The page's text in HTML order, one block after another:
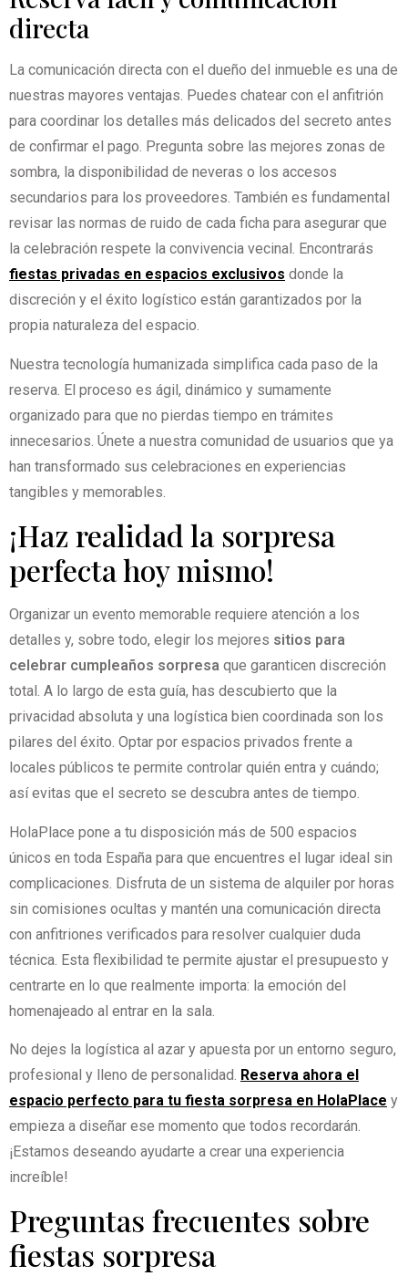
directa
La comunicación directa con el dueño del inmueble es una de
nuestras mayores ventajas. Puedes chatear con el anfitrión
para coordinar los detalles más delicados del secreto antes
de confirmar el pago. Pregunta sobre las mejores zonas de
sombra, la disponibilidad de neveras o los accesos
secundarios para los proveedores. También es fundamental
revisar las normas de ruido de cada ficha para asegurar que
la celebración respete la convivencia vecinal. Encontrarás
fiestas privadas en espacios exclusivos donde la
discreción y el éxito logístico están garantizados por la
propia naturaleza del espacio.
Nuestra tecnología humanizada simplifica cada paso de la
reserva. El proceso es ágil, dinámico y sumamente
organizado para que no pierdas tiempo en trámites
innecesarios. Únete a nuestra comunidad de usuarios que ya
han transformado sus celebraciones en experiencias
tangibles y memorables.
¡Haz realidad la sorpresa
perfecta hoy mismo!
Organizar un evento memorable requiere atención a los
detalles y, sobre todo, elegir los mejores sitios para
celebrar cumpleaños sorpresa que garanticen discreción
total. A lo largo de esta guía, has descubierto que la
privacidad absoluta y una logística bien coordinada son los
pilares del éxito. Optar por espacios privados frente a
locales públicos te permite controlar quién entra y cuándo;
así evitas que el secreto se descubra antes de tiempo.
HolaPlace pone a tu disposición más de 500 espacios
únicos en toda España para que encuentres el lugar ideal sin
complicaciones. Disfruta de un sistema de alquiler por horas
sin comisiones ocultas y mantén una comunicación directa
con anfitriones verificados para resolver cualquier duda
técnica. Esta flexibilidad te permite ajustar el presupuesto y
centrarte en lo que realmente importa: la emoción del
homenajeado al entrar en la sala.
No dejes la logística al azar y apuesta por un entorno seguro,
profesional y lleno de personalidad. Reserva ahora el
espacio perfecto para tu fiesta sorpresa en HolaPlace y
empieza a diseñar ese momento que todos recordarán.
¡Estamos deseando ayudarte a crear una experiencia
increíble!
Preguntas frecuentes sobre
fiestas sorpresa